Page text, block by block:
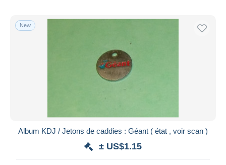
New
Album KDJ / Jetons de caddies : Géant ( état , voir scan )
± US$1.15